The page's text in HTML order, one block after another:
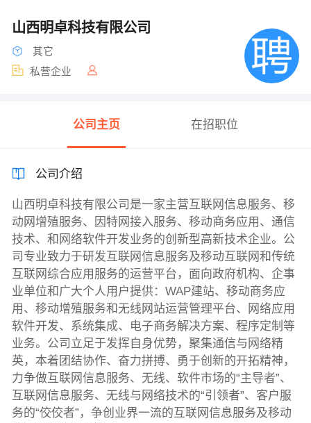
山西明卓科技有限公司
其它
私营企业
公司主页 在招职位
公司介绍
山西明卓科技有限公司是一家主营互联网信息服务、移
动网增殖服务、因特网接入服务、移动商务应用、通信
技术、和网络软件开发业务的创新型高新技术企业。公
司专业致力于研发互联网信息服务及移动互联网和传统
互联网综合应用服务的运营平台，面向政府机构、企事
业单位和广大个人用户提供：WAP建站、移动商务应
用、移动增殖服务和无线网站运营管理平台、网络应用
软件开发、系统集成、电子商务解决方案、程序定制等
业务。公司立足于发挥自身优势，聚集通信与网络精
英，本着团结协作、奋力拼搏、勇于创新的开拓精神，
力争做互联网信息服务、无线、软件市场的“主导者”、
互联网信息服务、无线与网络技术的“引领者”、客户服
务的“佼佼者”，争创业界一流的互联网信息服务及移动